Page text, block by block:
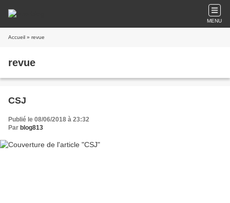
MENU
Accueil » revue
revue
CSJ
Publié le 08/06/2018 à 23:32
Par blog813